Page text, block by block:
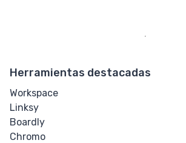
Herramientas destacadas
Workspace
Linksy
Boardly
Chromo